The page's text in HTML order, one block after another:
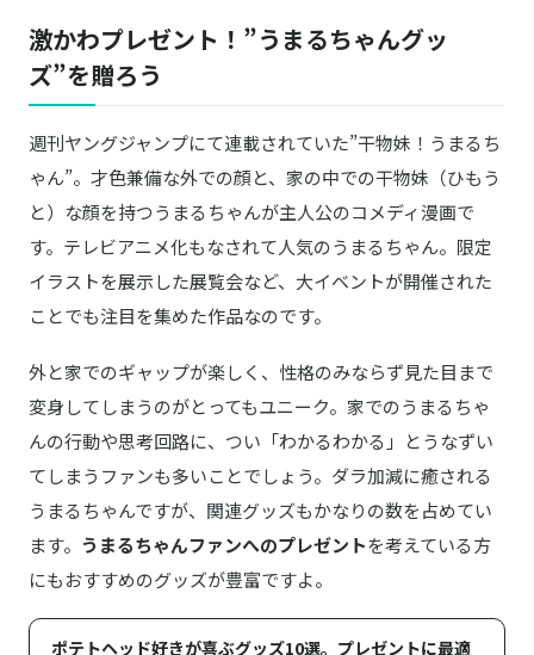
一面うまるちゃんだらけなデザインが目をひ
くグッズ
コーラに飛びつくうまるちゃん！見た目もか
わいいグッズに注目
が照れる方は通販で♡
Amazonはこちら
激かわプレゼント！”うまるちゃんグッ
ズ”を贈ろう
週刊ヤングジャンプにて連載されていた”干物妹！うまるち
ゃん”。才色兼備な外での顔と、家の中での干物妹（ひもう
と）な顔を持つうまるちゃんが主人公のコメディ漫画で
す。テレビアニメ化もなされて人気のうまるちゃん。限定
イラストを展示した展覧会など、大イベントが開催された
ことでも注目を集めた作品なのです。
外と家でのギャップが楽しく、性格のみならず見た目まで
変身してしまうのがとってもユニーク。家でのうまるちゃ
んの行動や思考回路に、つい「わかるわかる」とうなずい
てしまうファンも多いことでしょう。ダラ加減に癒される
うまるちゃんですが、関連グッズもかなりの数を占めてい
ます。 うまるちゃんファンへのプレゼントを考えている方
にもおすすめのグッズが豊富ですよ。
ポテトヘッド好きが喜ぶグッズ10選。プレゼントに最適